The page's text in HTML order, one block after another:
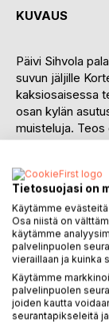
KUVAUS
Päivi Sihvola
suvun jäljille
kaksiosaisessa
osan kylän
muisteluja. Teos
yhdistelmä.
Kertomuksen
eläneiden
Koiviston
otteita kulkee
järviseutulaisella
kiinnostavasti
keuhkotaudin
hakkaavan
erityisesti
Tietosuojasi on
Käytämme
Osa niistä on
käytämme
palvelinpuolen
vieraillaan ja kuinka
Käytämme
palvelinpuolen
joiden kautta
seurantapikseleitä